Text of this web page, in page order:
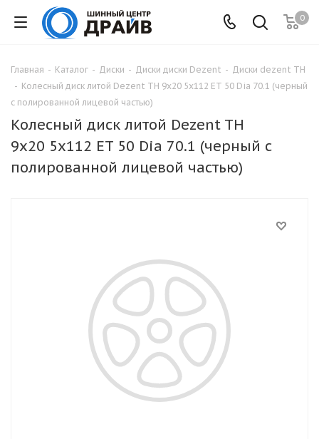
0
Главная - Каталог - Диски - Диски диски Dezent - Диски dezent TH
- Колесный диск литой Dezent TH 9x20 5x112 ET 50 Dia 70.1 (черный
с полированной лицевой частью)
Колесный диск литой Dezent TH
9x20 5x112 ET 50 Dia 70.1 (черный с
полированной лицевой частью)